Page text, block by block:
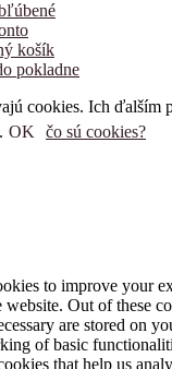
košík
pokladne
cookies. Ich ďalším
OK čo sú cookies?
to improve your
Out of these
are stored on
of basic
that help us